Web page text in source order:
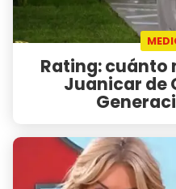
Rating: cuánto
Juanicar de